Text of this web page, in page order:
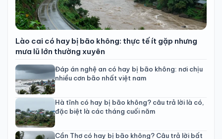
Lào cai có hay bị bão không: thực tế ít gặp nhưng
mưa lũ lớn thường xuyên
Đáp án nghệ an có hay bị bão không: nơi chịu
nhiều cơn bão nhất việt nam
Hà tĩnh có hay bị bão không? câu trả lời là có,
đặc biệt là các tháng cuối năm
Cần Thơ có hay bị bão không? Câu trả lời bất